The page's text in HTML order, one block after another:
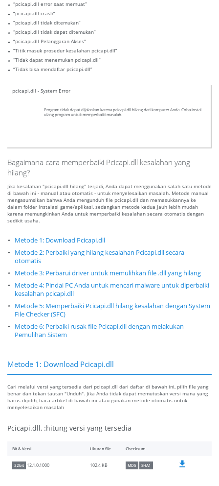
“pcicapi.dll error saat memuat”
“pcicapi.dll crash”
“pcicapi.dll tidak ditemukan”
“pcicapi.dll tidak dapat ditemukan”
“pcicapi.dll Pelanggaran Akses”
“Titik masuk prosedur kesalahan pcicapi.dll”
“Tidak dapat menemukan pcicapi.dll”
“Tidak bisa mendaftar pcicapi.dll”
pcicapi.dll - System Error
Program tidak dapat dijalankan karena pcicapi.dll hilang dari komputer Anda. Coba instal
ulang program untuk memperbaiki masalah.
Bagaimana cara memperbaiki Pcicapi.dll kesalahan yang
hilang?
Jika kesalahan "pcicapi.dll hilang" terjadi, Anda dapat menggunakan salah satu metode
di bawah ini - manual atau otomatis - untuk menyelesaikan masalah. Metode manual
mengasumsikan bahwa Anda mengunduh file pcicapi.dll dan memasukkannya ke
dalam folder instalasi game/aplikasi, sedangkan metode kedua jauh lebih mudah
karena memungkinkan Anda untuk memperbaiki kesalahan secara otomatis dengan
sedikit usaha.
Metode 1: Download Pcicapi.dll
Metode 2: Perbaiki yang hilang kesalahan Pcicapi.dll secara
otomatis
Metode 3: Perbarui driver untuk memulihkan file .dll yang hilang
Metode 4: Pindai PC Anda untuk mencari malware untuk diperbaiki
kesalahan pcicapi.dll
Metode 5: Memperbaiki Pcicapi.dll hilang kesalahan dengan System
File Checker (SFC)
Metode 6: Perbaiki rusak file Pcicapi.dll dengan melakukan
Pemulihan Sistem
Metode 1: Download Pcicapi.dll
Cari melalui versi yang tersedia dari pcicapi.dll dari daftar di bawah ini, pilih file yang
benar dan tekan tautan "Unduh". Jika Anda tidak dapat memutuskan versi mana yang
harus dipilih, baca artikel di bawah ini atau gunakan metode otomatis untuk
menyelesaikan masalah
Pcicapi.dll, :hitung versi yang tersedia
Bit & Versi Ukuran file Checksum
32bit 12.1.0.1000 102.4 KB MD5 SHA1